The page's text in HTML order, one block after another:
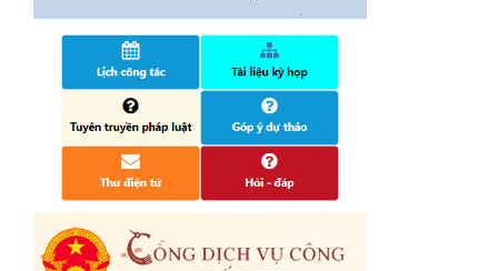
25/06/2024